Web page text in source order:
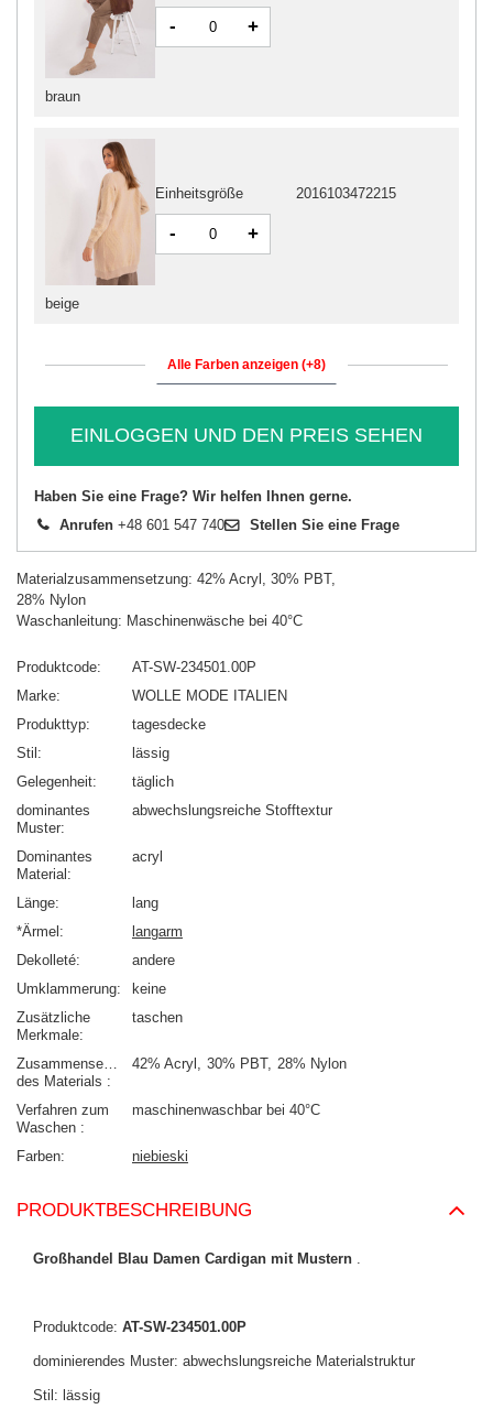
braun
- +
beige
Einheitsgröße 2016103472215
- +
Alle Farben anzeigen (+8)
EINLOGGEN UND DEN PREIS SEHEN
Haben Sie eine Frage? Wir helfen Ihnen gerne.
Anrufen +48 601 547 740 Stellen Sie eine Frage
Materialzusammensetzung: 42% Acryl, 30% PBT,
28% Nylon
Waschanleitung: Maschinenwäsche bei 40°C
Produktcode
AT-SW-234501.00P
Marke
WOLLE MODE ITALIEN
Produkttyp
tagesdecke
Stil
lässig
Gelegenheit
täglich
dominantes
Muster
abwechslungsreiche Stofftextur
Dominantes
Material
acryl
Länge
lang
*Ärmel
langarm
Dekolleté
andere
Umklammerung
keine
Zusätzliche
Merkmale
taschen
Zusammensetzung
des Materials
42% Acryl 30% PBT 28% Nylon
Verfahren zum
Waschen
maschinenwaschbar bei 40°C
Farben niebieski
PRODUKTBESCHREIBUNG
Großhandel Blau Damen Cardigan mit Mustern .
Produktcode: AT-SW-234501.00P
dominierendes Muster: abwechslungsreiche Materialstruktur
Stil: lässig